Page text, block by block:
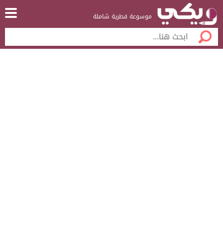
موسوعة قطرية شاملة